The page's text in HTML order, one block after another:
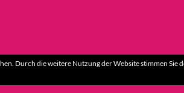
Durch die weitere Nutzung der Website stimmen